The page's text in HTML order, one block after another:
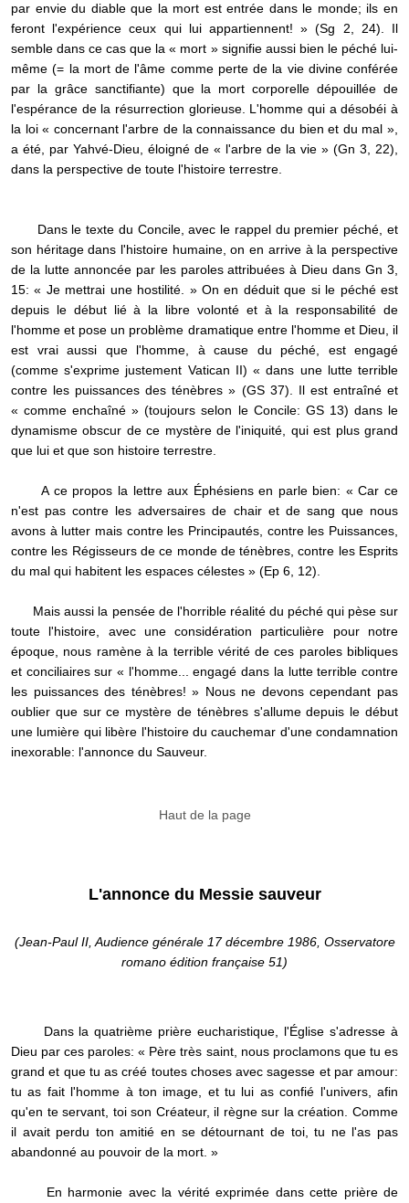
par envie du diable que la mort est entrée dans le monde; ils en
feront l'expérience ceux qui lui appartiennent! » (Sg 2, 24). Il
semble dans ce cas que la « mort » signifie aussi bien le péché lui-
même (= la mort de l'âme comme perte de la vie divine conférée
par la grâce sanctifiante) que la mort corporelle dépouillée de
l'espérance de la résurrection glorieuse. L'homme qui a désobéi à
la loi « concernant l'arbre de la connaissance du bien et du mal »,
a été, par Yahvé-Dieu, éloigné de « l'arbre de la vie » (Gn 3, 22),
dans la perspective de toute l'histoire terrestre.
Dans le texte du Concile, avec le rappel du premier péché, et
son héritage dans l'histoire humaine, on en arrive à la perspective
de la lutte annoncée par les paroles attribuées à Dieu dans Gn 3,
15: « Je mettrai une hostilité. » On en déduit que si le péché est
depuis le début lié à la libre volonté et à la responsabilité de
l'homme et pose un problème dramatique entre l'homme et Dieu, il
est vrai aussi que l'homme, à cause du péché, est engagé
(comme s'exprime justement Vatican II) « dans une lutte terrible
contre les puissances des ténèbres » (GS 37). Il est entraîné et
« comme enchaîné » (toujours selon le Concile: GS 13) dans le
dynamisme obscur de ce mystère de l'iniquité, qui est plus grand
que lui et que son histoire terrestre.
A ce propos la lettre aux Éphésiens en parle bien: « Car ce
n'est pas contre les adversaires de chair et de sang que nous
avons à lutter mais contre les Principautés, contre les Puissances,
contre les Régisseurs de ce monde de ténèbres, contre les Esprits
du mal qui habitent les espaces célestes » (Ep 6, 12).
Mais aussi la pensée de l'horrible réalité du péché qui pèse sur
toute l'histoire, avec une considération particulière pour notre
époque, nous ramène à la terrible vérité de ces paroles bibliques
et conciliaires sur « l'homme... engagé dans la lutte terrible contre
les puissances des ténèbres! » Nous ne devons cependant pas
oublier que sur ce mystère de ténèbres s'allume depuis le début
une lumière qui libère l'histoire du cauchemar d'une condamnation
inexorable: l'annonce du Sauveur.
Haut de la page
L'annonce du Messie sauveur
(Jean-Paul II, Audience générale 17 décembre 1986, Osservatore
romano édition française 51)
Dans la quatrième prière eucharistique, l'Église s'adresse à
Dieu par ces paroles: « Père très saint, nous proclamons que tu es
grand et que tu as créé toutes choses avec sagesse et par amour:
tu as fait l'homme à ton image, et tu lui as confié l'univers, afin
qu'en te servant, toi son Créateur, il règne sur la création. Comme
il avait perdu ton amitié en se détournant de toi, tu ne l'as pas
abandonné au pouvoir de la mort. »
En harmonie avec la vérité exprimée dans cette prière de